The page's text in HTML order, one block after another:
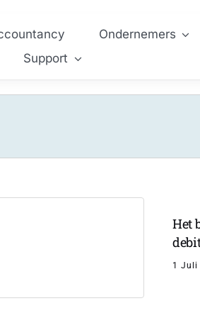
Ondernemers
Support
Het
1 Juli